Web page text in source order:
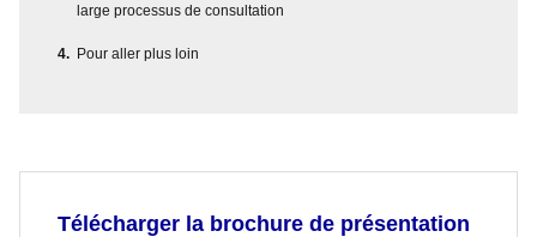
large processus de consultation
Pour aller plus loin
Télécharger la brochure de présentation